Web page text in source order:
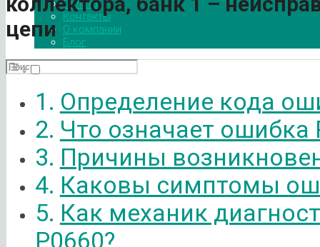
Оплата
Контакты
О компании
Блог
цепи
Определение кода
Что означает ошибка
Причины
Каковы симптомы
Как механик
P0660?